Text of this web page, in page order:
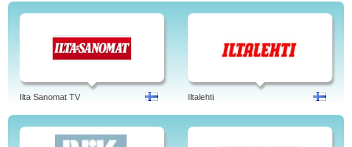
Ilta Sanomat TV Iltalehti